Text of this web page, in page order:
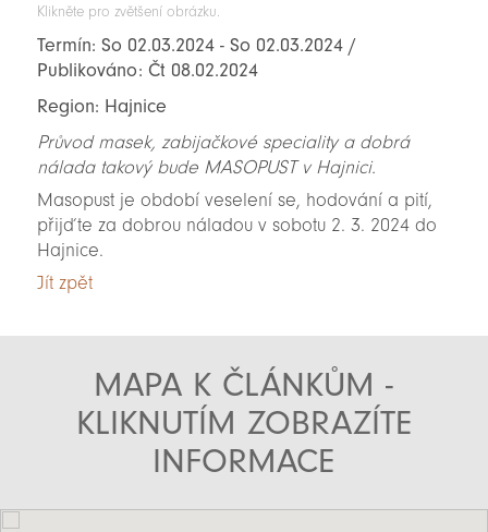
Klikněte pro zvětšení obrázku.
Termín: So 02.03.2024 - So 02.03.2024 /
Publikováno: Čt 08.02.2024
Region: Hajnice
Průvod masek, zabijačkové speciality a dobrá
nálada takový bude MASOPUST v Hajnici.
Masopust je období veselení se, hodování a pití,
přijďte za dobrou náladou v sobotu 2. 3. 2024 do
Hajnice.
Jít zpět
MAPA K ČLÁNKŮM -
KLIKNUTÍM ZOBRAZÍTE
INFORMACE